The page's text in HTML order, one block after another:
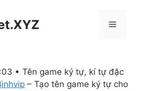
Menu
• Tên game ký tự, kí tự đặc
– Tạo tên game ký tự cho